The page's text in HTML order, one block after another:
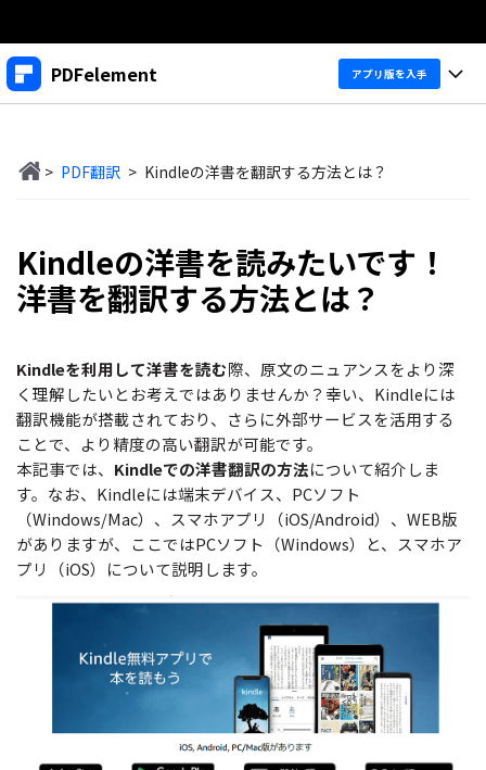
製品
概要
企業情報
サポート
PDFelement アプリ版を入手
デスクトップ
PDFelement Mac版
PDFelement iOS版
PDFelement Android版
Cloud
PDFelement Cloud
PDF オンラインツール
PDF を圧縮
PDF をトリミング
製品機能
PDF 作成
PDF 編集
PDF フォーム
OCR
PDF 整理
PDF 結合
PDF 圧縮
ページ処理
トリミング
一括処理
個人向け
法人向け
教育向け
製品ガイド
Macユーザー向け
iOSユーザー向け
アップグレード！
ヘルプ＆リソース
PDFに関するコツ
士業に役立つ
教育現場で活用
確定申告
テレワークに関する
活用Tips
活用教室
無料ダウンロード 購入する
ログイン
> PDF翻訳 > Kindleの洋書を翻訳する方法とは？
Kindleの洋書を読みたいです！
洋書を翻訳する方法とは？
Kindleを利用して洋書を読む際、原文のニュアンスをより深
く理解したいとお考えではありませんか？幸い、Kindleには
翻訳機能が搭載されており、さらに外部サービスを活用する
ことで、より精度の高い翻訳が可能です。
本記事では、 Kindleでの洋書翻訳の方法について紹介しま
す。なお、Kindleには端末デバイス、PCソフト
（Windows/Mac）、スマホアプリ（iOS/Android）、WEB版
がありますが、ここではPCソフト（Windows）と、スマホア
プリ（iOS）について説明します。